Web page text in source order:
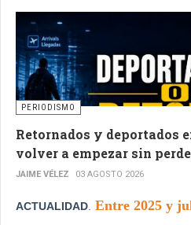
PERIODISMO
Retornados y deportados
volver a empezar sin
JAIME VÉLEZ 03 AGOSTO 2026
ACTUALIDAD Entre 2025 y